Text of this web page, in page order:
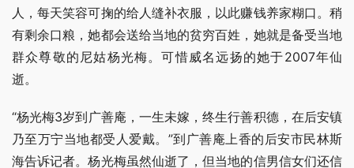
人，每天笑容可掬的给人缝补衣服，以此赚钱养家糊口。稍
有剩余口粮，她都会送给当地的贫穷百姓，她就是备受当地
群众尊敬的尼姑杨光梅。可惜威名远扬的她于2007年仙
逝。
“杨光梅3岁到广善庵，一生未嫁，终生行善积德，在后安镇
乃至万宁当地都受人爱戴。”到广善庵上香的后安市民林斯
海告诉记者。杨光梅虽然仙逝了，但当地的信男信女们还信